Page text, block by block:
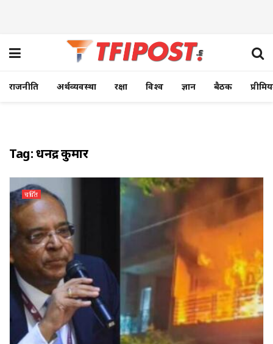
राजनीति अर्थव्यवस्था रक्षा विश्व ज्ञान बैठक
Tag:धनेंद्र कुमार
चर्चित